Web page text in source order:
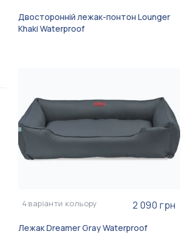
Двосторонній лежак-понтон Lounger
Khaki Waterproof
4 варіанти кольору 2 090 грн
Лежак Dreamer Gray Waterproof